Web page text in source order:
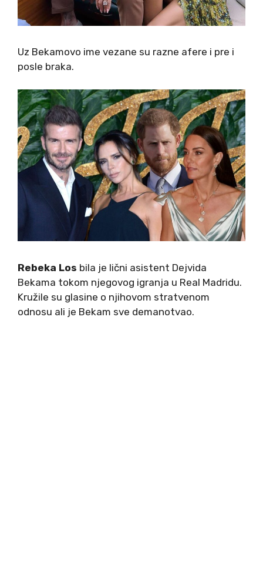
Uz Bekamovo ime vezane su razne afere i pre i
posle braka.
Rebeka Los bila je lični asistent Dejvida
Bekama tokom njegovog igranja u Real Madridu.
Kružile su glasine o njihovom stratvenom
odnosu ali je Bekam sve demanotvao.